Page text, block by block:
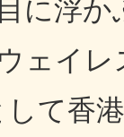
に浮
ェイ
て香